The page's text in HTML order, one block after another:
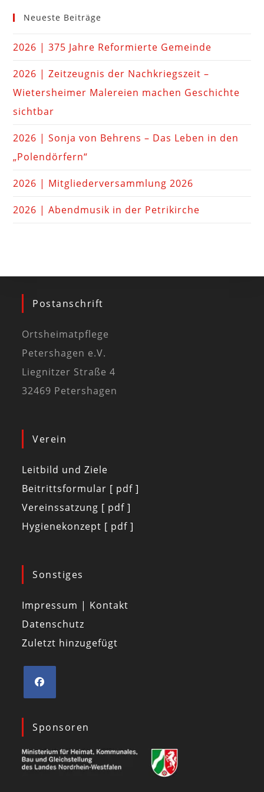
Neueste Beiträge
2026 | 375 Jahre Reformierte Gemeinde
2026 | Zeitzeugnis der Nachkriegszeit –
Wietersheimer Malereien machen Geschichte
sichtbar
2026 | Sonja von Behrens – Das Leben in den
„Polendörfern“
2026 | Mitgliederversammlung 2026
2026 | Abendmusik in der Petrikirche
Postanschrift
Ortsheimatpflege
Petershagen e.V.
Liegnitzer Straße 4
32469 Petershagen
Verein
Leitbild und Ziele
Beitrittsformular [ pdf ]
Vereinssatzung [ pdf ]
Hygienekonzept [ pdf ]
Sonstiges
Impressum | Kontakt
Datenschutz
Zuletzt hinzugefügt
Sponsoren